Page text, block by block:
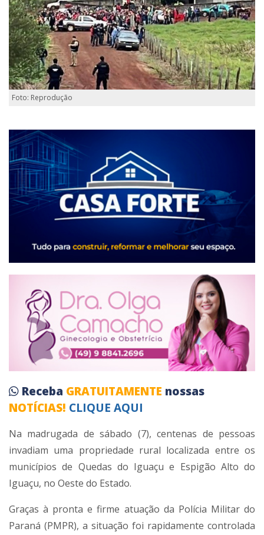
Foto: Reprodução
Receba GRATUITAMENTE nossas
NOTÍCIAS! CLIQUE AQUI
Na madrugada de sábado (7), centenas de pessoas
invadiam uma propriedade rural localizada entre os
municípios de Quedas do Iguaçu e Espigão Alto do
Iguaçu, no Oeste do Estado.
Graças à pronta e firme atuação da Polícia Militar do
Paraná (PMPR), a situação foi rapidamente controlada